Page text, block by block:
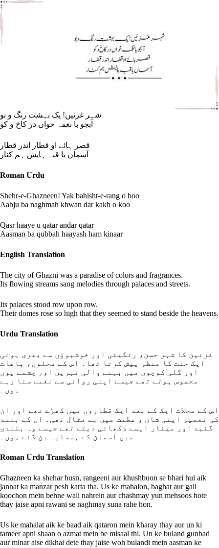
شہر غزنیں! یک بہشت رنگ و بو
آبجو با نغمہ خواں در کاخ و کو
قصر ہائے او قطار اندر قطار
آسماں با قبہ ہایش ہم کنار
Roman Urdu
Shehr-e-Ghazneen! Yak bahisht-e-rang o boo
Aabju ba naghmah khwan dar kakh o koo
Qasr haaye u qatar andar qatar
Aasman ba qubbah haayash ham kinaar
English Translation
The city of Ghazni was a paradise of colors and fragrances.
Its flowing streams sang melodies through palaces and streets.
Its palaces stood row upon row.
Their domes rose so high that they seemed to stand beside the heavens.
Urdu Translation
غزنین کا شہر حسن، رنگینی اور خوشبوؤں سے بھری ہوئی
ایک جنت کا منظر پیش کرتا تھا۔ اس کے محلوں، باغات
اور گلی کوچوں میں بہنے والی نہریں اور چشمے یوں
محسوس ہوتے تھے جیسے اپنی روانی سے نغمے سنا رہے
ہوں۔
اس کے محلات ایک کے بعد ایک قطاروں میں کھڑے تھے اور ان
کی تعمیر اپنی شان و عظمت میں بے مثال تھی۔ ان کے بلند
گنبد اور مینار ایسے دکھائی دیتے تھے جیسے وہ بلندی
میں آسمان کے ہمسایہ بن گئے ہوں۔
Roman Urdu Translation
Ghazneen ka shehar husn, rangeeni aur khushbuon se bhari hui aik
jannat ka manzar pesh karta tha. Us ke mahalon, baghat aur gali
koochon mein behne wali nahrein aur chashmay yun mehsoos hote
thay jaise apni rawani se naghmay suna rahe hon.
Us ke mahalat aik ke baad aik qataron mein kharay thay aur un ki
tameer apni shaan o azmat mein be misaal thi. Un ke buland gunbad
aur minar aise dikhai dete thay jaise woh bulandi mein aasman ke